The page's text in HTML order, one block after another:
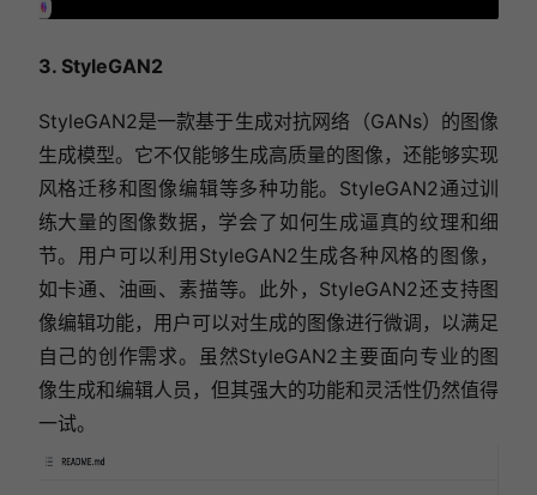
3. StyleGAN2
StyleGAN2是一款基于生成对抗网络（GANs）的图像
生成模型。它不仅能够生成高质量的图像，还能够实现
风格迁移和图像编辑等多种功能。StyleGAN2通过训
练大量的图像数据，学会了如何生成逼真的纹理和细
节。用户可以利用StyleGAN2生成各种风格的图像，
如卡通、油画、素描等。此外，StyleGAN2还支持图
像编辑功能，用户可以对生成的图像进行微调，以满足
自己的创作需求。虽然StyleGAN2主要面向专业的图
像生成和编辑人员，但其强大的功能和灵活性仍然值得
一试。